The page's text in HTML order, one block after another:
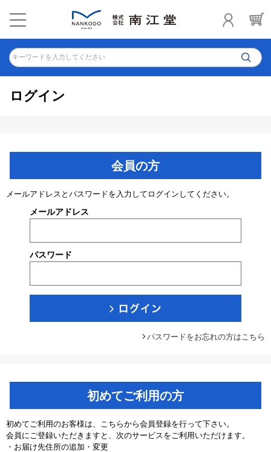
キーワードを入力してください
ログイン
会員の方
メールアドレスとパスワードを入力してログインしてください。
メールアドレス
パスワード
パスワードをお忘れの方はこちら
初めてご利用の方
初めてご利用のお客様は、こちらから会員登録を行って下さい。
会員にご登録いただきますと、次のサービスをご利用いただけます。
・お届け先住所の追加・変更